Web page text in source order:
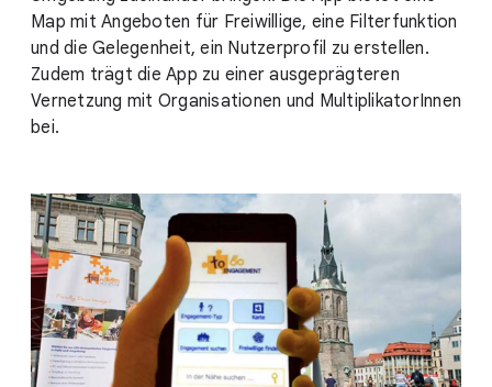
Map mit Angeboten für Freiwillige, eine Filterfunktion
und die Gelegenheit, ein Nutzerprofil zu erstellen.
Zudem trägt die App zu einer ausgeprägteren
Vernetzung mit Organisationen und MultiplikatorInnen
bei.